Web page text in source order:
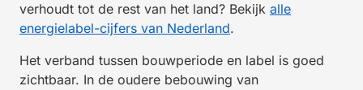
verhoudt tot de rest van het land? Bekijk alle
energielabel-cijfers van Nederland.
Het verband tussen bouwperiode en label is goed
zichtbaar. In de oudere bebouwing van